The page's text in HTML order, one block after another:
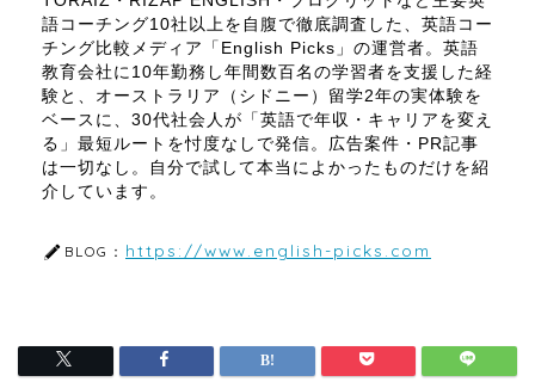
語コーチング10社以上を自腹で徹底調査した、英語コー
チング比較メディア「English Picks」の運営者。英語
教育会社に10年勤務し年間数百名の学習者を支援した経
験と、オーストラリア（シドニー）留学2年の実体験を
ベースに、30代社会人が「英語で年収・キャリアを変え
る」最短ルートを忖度なしで発信。広告案件・PR記事
は一切なし。自分で試して本当によかったものだけを紹
介しています。
BLOG： https://www.english-picks.com